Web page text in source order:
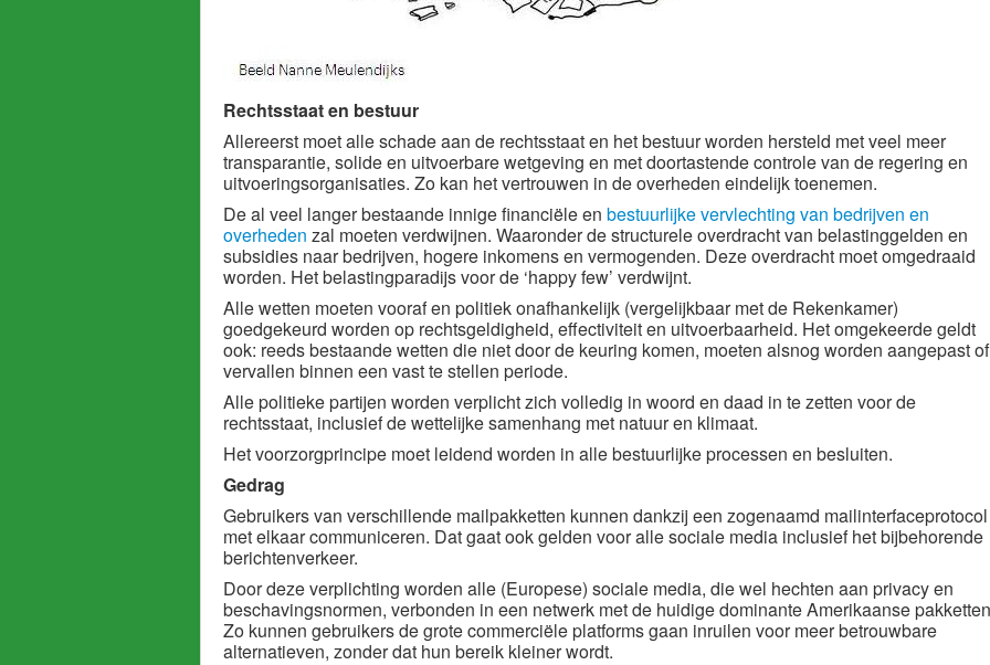
Rechtsstaat en bestuur
Allereerst moet alle schade aan de rechtsstaat en het bestuur worden hersteld met veel meer
transparantie, solide en uitvoerbare wetgeving en met doortastende controle van de regering en
uitvoeringsorganisaties. Zo kan het vertrouwen in de overheden eindelijk toenemen.
De al veel langer bestaande innige financiële en bestuurlijke vervlechting van bedrijven en
overheden zal moeten verdwijnen. Waaronder de structurele overdracht van belastinggelden en
subsidies naar bedrijven, hogere inkomens en vermogenden. Deze overdracht moet omgedraaid
worden. Het belastingparadijs voor de ‘happy few’ verdwijnt.
Alle wetten moeten vooraf en politiek onafhankelijk (vergelijkbaar met de Rekenkamer)
goedgekeurd worden op rechtsgeldigheid, effectiviteit en uitvoerbaarheid. Het omgekeerde geldt
ook: reeds bestaande wetten die niet door de keuring komen, moeten alsnog worden aangepast of
vervallen binnen een vast te stellen periode.
Alle politieke partijen worden verplicht zich volledig in woord en daad in te zetten voor de
rechtsstaat, inclusief de wettelijke samenhang met natuur en klimaat.
Het voorzorgprincipe moet leidend worden in alle bestuurlijke processen en besluiten.
Gedrag
Gebruikers van verschillende mailpakketten kunnen dankzij een zogenaamd mailinterfaceprotocol
met elkaar communiceren. Dat gaat ook gelden voor alle sociale media inclusief het bijbehorende
berichtenverkeer.
Door deze verplichting worden alle (Europese) sociale media, die wel hechten aan privacy en
beschavingsnormen, verbonden in een netwerk met de huidige dominante Amerikaanse
Zo kunnen gebruikers de grote commerciële platforms gaan inruilen voor meer betrouwbare
alternatieven, zonder dat hun bereik kleiner wordt.